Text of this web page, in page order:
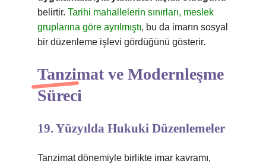
belirtir. Tarihi mahallelerin sınırları, meslek
gruplarına göre ayrılmıştı, bu da imarın sosyal
bir düzenleme işlevi gördüğünü gösterir.
Tanzimat ve Modernleşme
Süreci
19. Yüzyılda Hukuki Düzenlemeler
Tanzimat dönemiyle birlikte imar kavramı,